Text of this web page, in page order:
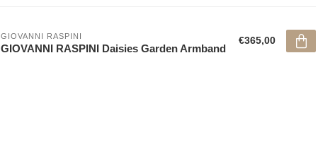
GIOVANNI RASPINI
GIOVANNI RASPINI Daisies Garden Armband
€365,00